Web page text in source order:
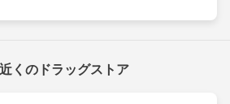
くのドラッグストア